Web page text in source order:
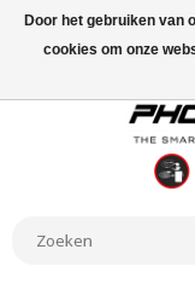
Door het gebruiken van
cookies om onze